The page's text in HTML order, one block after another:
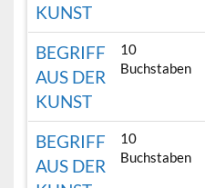
KUNST
BEGRIFF
AUS DER
KUNST
10
Buchstaben
BEGRIFF
AUS DER
10
Buchstaben